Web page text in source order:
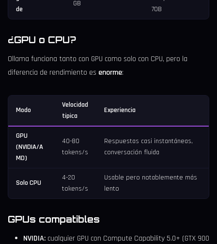
de
GB
70B
¿GPU o CPU?
Ollama funciona tanto con GPU como solo con CPU, pero la
diferencia de rendimiento es enorme:
Modo
Velocidad
típica
Experiencia
GPU
(NVIDIA/A
MD)
40-80
tokens/s
Respuestas casi instantáneas,
conversación fluida
Solo CPU
4-20
tokens/s
Usable pero notablemente más
lento
GPUs compatibles
NVIDIA: cualquier GPU con Compute Capability 5.0+ (GTX 900